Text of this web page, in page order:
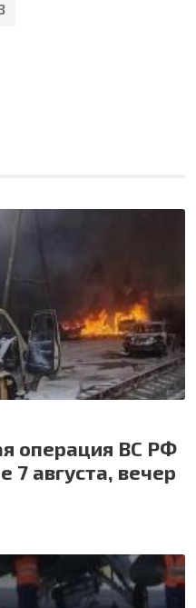
операция ВС РФ
7 августа, вечер